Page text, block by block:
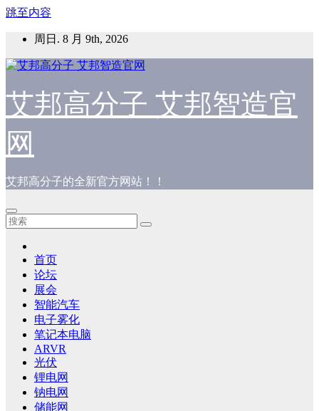
跳至内容
周日. 8 月 9th, 2026
艾邦高分子 艾邦智造官
网
艾邦高分子的全新官方网站！！
首页
论坛
展会
智能汽车
电子雾化
笔记本电脑
ARVR
光伏
锂电网
钠电网
储能网